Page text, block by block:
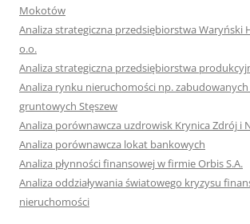
Mokotów
Analiza strategiczna przedsiębiorstwa Waryński
o.o.
Analiza strategiczna przedsiębiorstwa
Analiza rynku nieruchomości np.
gruntowych Stęszew
Analiza porównawcza uzdrowisk Krynica Zdrój i
Analiza porównawcza lokat bankowych
Analiza płynności finansowej w firmie Orbis S.A.
Analiza oddziaływania światowego kryzysu
nieruchomości